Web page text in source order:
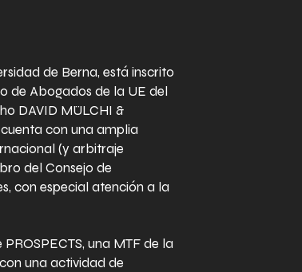
de Berna, está inscrito
de Abogados de la UE del
DAVID MÜLCHI &
con una amplia
(y arbitraje
del Consejo de
con especial atención a la
una MTF de la
una actividad de